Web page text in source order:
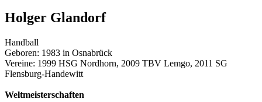
Holger Glandorf
Handball
Geboren: 1983 in Osnabrück
Vereine: 1999 HSG Nordhorn, 2009 TBV Lemgo, 2011 SG
Flensburg-Handewitt
Weltmeisterschaften